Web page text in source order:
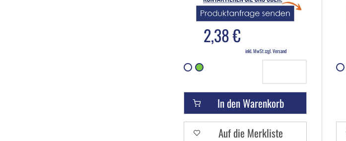
2,38 €
inkl. MwSt zzgl. Versand
In den Warenkorb
Auf die Merkliste